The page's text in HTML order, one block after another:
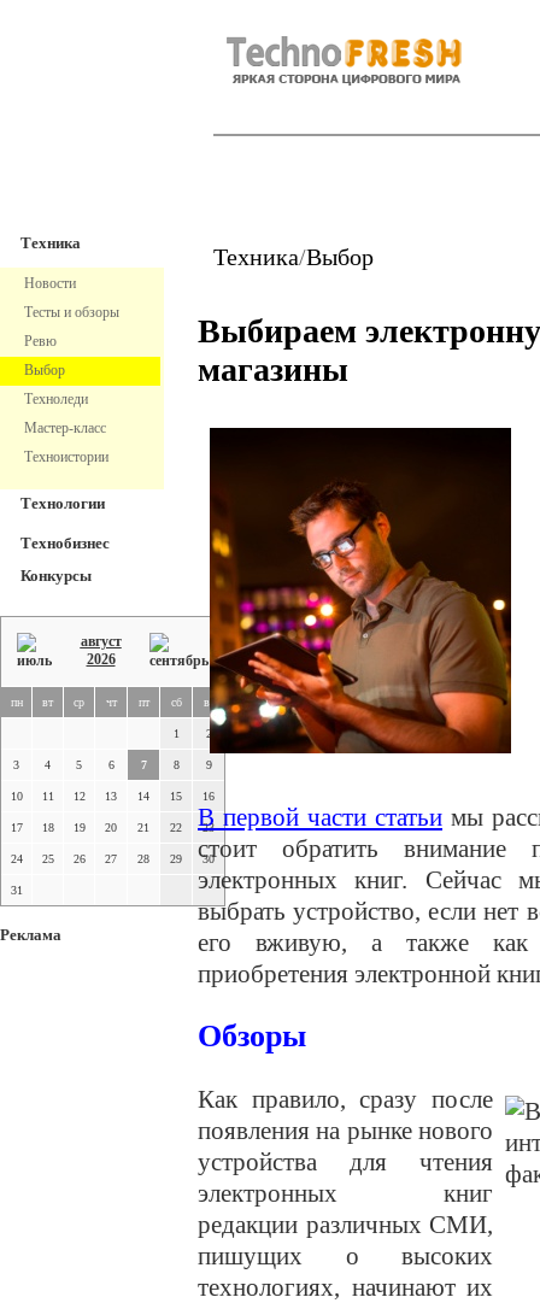
Техника
Новости
Тесты и обзоры
Ревю
Выбор
Техноледи
Мастер-класс
Техноистории
Технологии
Технобизнес
Конкурсы
август
2026
пн вт ср чт пт сб вс
1 2
3 4 5 6 7 8 9
10 11 12 13 14 15 16
17 18 19 20 21 22 23
24 25 26 27 28 29 30
31
Реклама
Техника/Выбор
Выбираем
магазины
В первой части статьи мы
стоит обратить внимание
электронных книг. Сейчас
выбрать устройство, если нет
его вживую, а также как
приобретения электронной
Обзоры
Как правило, сразу после
появления на рынке нового
устройства для чтения
электронных книг
редакции различных СМИ,
пишущих о высоких
технологиях, начинают их